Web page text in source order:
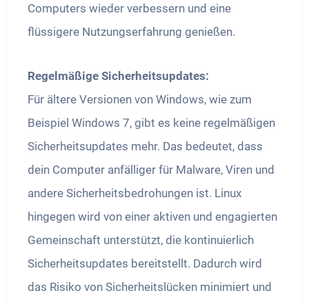
Computers wieder verbessern und eine
flüssigere Nutzungserfahrung genießen.
Regelmäßige Sicherheitsupdates:
Für ältere Versionen von Windows, wie zum
Beispiel Windows 7, gibt es keine regelmäßigen
Sicherheitsupdates mehr. Das bedeutet, dass
dein Computer anfälliger für Malware, Viren und
andere Sicherheitsbedrohungen ist. Linux
hingegen wird von einer aktiven und engagierten
Gemeinschaft unterstützt, die kontinuierlich
Sicherheitsupdates bereitstellt. Dadurch wird
das Risiko von Sicherheitslücken minimiert und